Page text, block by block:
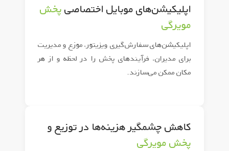
اپلیکیشن‌های موبایل اختصاصیپخش
مویرگی
اپلیکیشن‌های سفارش‌گیری ویزیتور، موزع و مدیریت
برای مدیران، فرآیندهای پخش را در لحظه و از هر
مکان ممکن می‌سازند.
کاهش چشمگیر هزینه‌ها در توزیع و
پخش مویرگی